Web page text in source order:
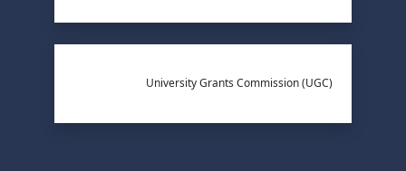
University Grants Commission (UGC)